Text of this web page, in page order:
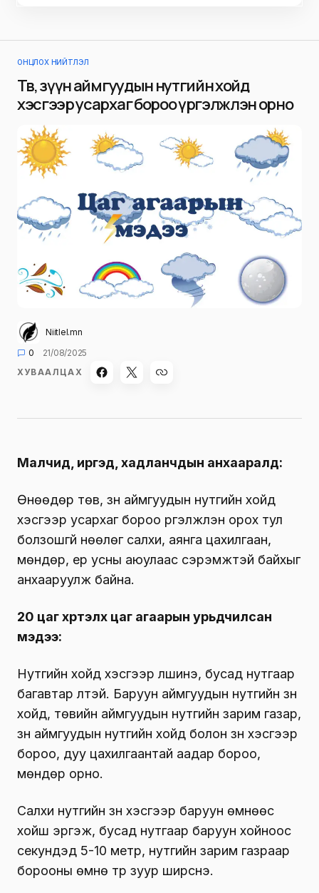
ОНЦЛОХ НИЙТЛЭЛ
Төв, зүүн аймгуудын нутгийн хойд
хэсгээр усархаг бороо үргэлжлэн орно
Niitlel.mn
0
21/08/2025
ХУВААЛЦАХ
Малчид, иргэд, хадланчдын анхааралд:
Өнөөдөр төв, зүүн аймгуудын нутгийн хойд
хэсгээр усархаг бороо үргэлжлэн орох тул
болзошгүй нөөлөг салхи, аянга цахилгаан,
мөндөр, үер усны аюулаас сэрэмжтэй байхыг
анхааруулж байна.
20 цаг хүртэлх цаг агаарын урьдчилсан
мэдээ:
Нутгийн хойд хэсгээр үүлшинэ, бусад нутгаар
багавтар үүлтэй. Баруун аймгуудын нутгийн зүүн
хойд, төвийн аймгуудын нутгийн зарим газар,
зүүн аймгуудын нутгийн хойд болон зүүн хэсгээр
бороо, дуу цахилгаантай аадар бороо,
мөндөр орно.
Салхи нутгийн зүүн хэсгээр баруун өмнөөс
хойш эргэж, бусад нутгаар баруун хойноос
секундэд 5-10 метр, нутгийн зарим газраар
борооны өмнө түр зуур ширүүснэ.